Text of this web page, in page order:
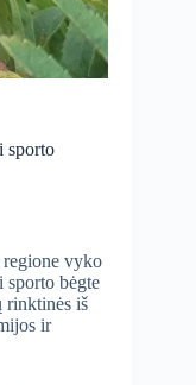
sporto
vyko
sporto bėgte
rinktinės iš
ir